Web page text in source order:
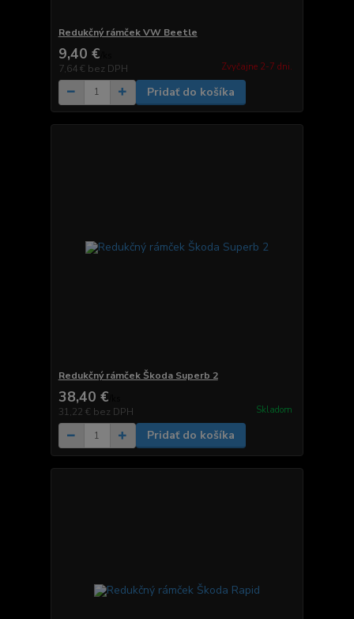
Redukčný rámček VW Beetle
9,40 €
7,64 € bez DPH Zvyčajne 2-7 dni.
Pridať do košíka
Redukčný rámček Škoda Superb 2
38,40 €
31,22 € bez DPH Skladom
Pridať do košíka